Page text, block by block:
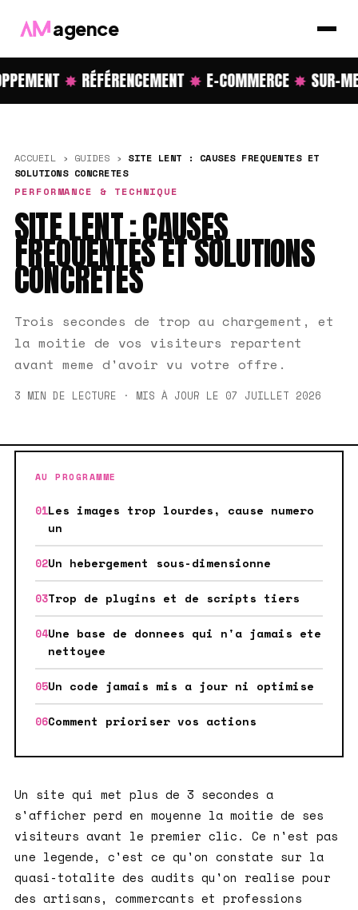
agence
✸RÉFÉRENCEMENT✸E-COMMERCE✸SUR-
ACCUEIL › GUIDES › SITE LENT : CAUSES FREQUENTES ET
SOLUTIONS CONCRETES
PERFORMANCE & TECHNIQUE
SITE LENT : CAUSES
FREQUENTES ET SOLUTIONS
CONCRETES
Trois secondes de trop au chargement, et
la moitie de vos visiteurs repartent
avant meme d'avoir vu votre offre.
3 MIN DE LECTURE · MIS À JOUR LE 07 JUILLET 2026
AU PROGRAMME
Les images trop lourdes, cause numero
un
Un hebergement sous-dimensionne
Trop de plugins et de scripts tiers
Une base de donnees qui n'a jamais ete
nettoyee
Un code jamais mis a jour ni optimise
Comment prioriser vos actions
Un site qui met plus de 3 secondes a
s'afficher perd en moyenne la moitie de ses
visiteurs avant le premier clic. Ce n'est pas
une legende, c'est ce qu'on constate sur la
quasi-totalite des audits qu'on realise pour
des artisans, commercants et professions